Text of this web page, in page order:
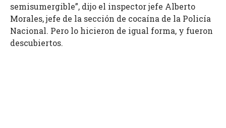
semisumergible”, dijo el inspector jefe Alberto
Morales, jefe de la sección de cocaína de la Policía
Nacional. Pero lo hicieron de igual forma, y fueron
descubiertos.